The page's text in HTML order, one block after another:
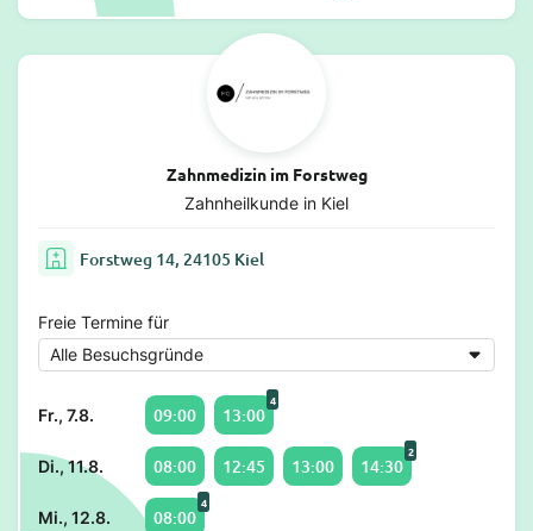
Zahnmedizin im Forstweg
Zahnheilkunde in Kiel
Forstweg 14, 24105 Kiel
Freie Termine für
Fr., 7.8. 09:00 13:00
4
Di., 11.8. 08:00 12:45 13:00 14:30
2
Mi., 12.8. 08:00
4